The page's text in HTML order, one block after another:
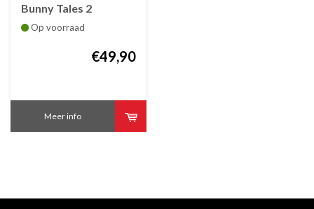
Bunny Tales 2
konijnen met
Op voorraad
€49,90
Meer info